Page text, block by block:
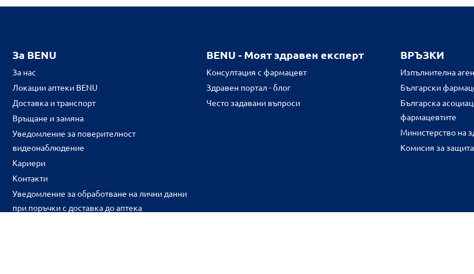
За BENU
За нас
Локации аптеки BENU
Доставка и транспорт
Връщане и замяна
Уведомление за поверителност
видеонаблюдение
Кариери
Контакти
Уведомление за обработване на лични данни
при поръчки с доставка до аптека
BENU - Моят здравен експерт
Консултация с фармацевт
Здравен портал - блог
Често задавани въпроси
ВРЪЗКИ
Изпълнителна
Български
Българска
фармацевтите
Министерство на
Комисия за